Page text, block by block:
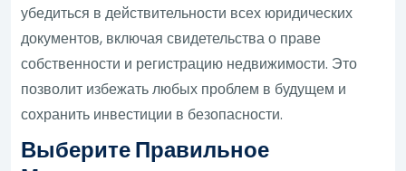
убедиться в действительности всех юридических
документов, включая свидетельства о праве
собственности и регистрацию недвижимости. Это
позволит избежать любых проблем в будущем и
сохранить инвестиции в безопасности.
Выберите Правильное